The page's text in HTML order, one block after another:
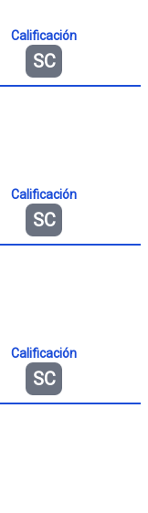
Calificación
SC
Calificación
SC
Calificación
SC